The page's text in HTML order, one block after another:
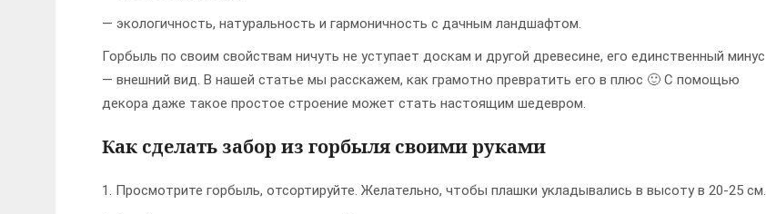
— экологичность, натуральность и гармоничность с дачным ландшафтом.
Горбыль по своим свойствам ничуть не уступает доскам и другой древесине, его единственный минус
— внешний вид. В нашей статье мы расскажем, как грамотно превратить его в плюс 🙂 С помощью
декора даже такое простое строение может стать настоящим шедевром.
Как сделать забор из горбыля своими руками
1. Просмотрите горбыль, отсортируйте. Желательно, чтобы плашки укладывались в высоту в 20-25 см.